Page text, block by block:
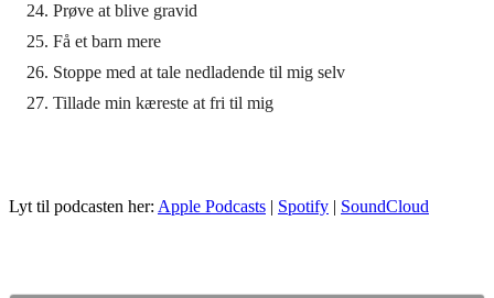
Prøve at blive gravid
Få et barn mere
Stoppe med at tale nedladende til mig selv
Tillade min kæreste at fri til mig
Lyt til podcasten her: Apple Podcasts | Spotify | SoundCloud